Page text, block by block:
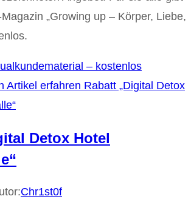
„Growing up – Körper, Liebe,
– kostenlos
Detox Hotel
Chr1st0f